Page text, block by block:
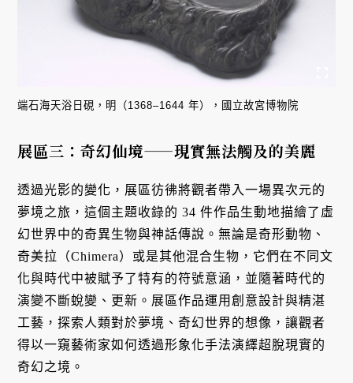
端石海天浴日硯，明（1368–1644 年），國立故宮博物院
展區三：奇幻仙境——現實無法觸及的美麗
透過光影的變化，展區彷彿將觀者帶入一場異次元的
夢境之旅，這個主題收錄的 34 件作品生動地描繪了虛
幻世界中的奇異生物與神話傳說。無論是奇形動物、
奇美拉（Chimera）或是其他混合生物，它們在不同文
化與時代中被賦予了特有的符號意涵，並隨著時代的
演變不斷蛻變、更新。展區作品運用創意設計與精湛
工藝，探索人類對於夢境、奇幻世界的想像，讓觀者
得以一窺藝術家如何透過形象化手法演繹超脫現實的
奇幻之境。